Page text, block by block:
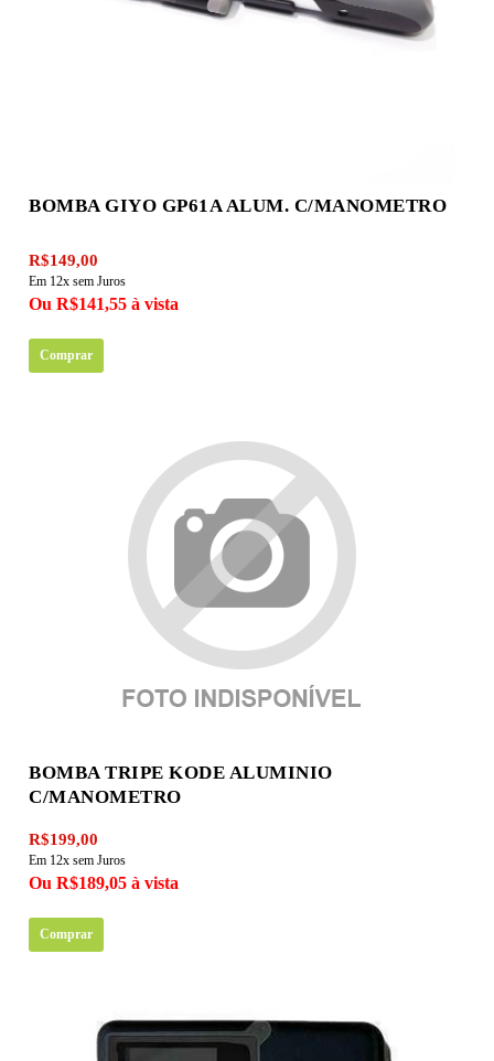
BOMBA GIYO GP61A ALUM. C/MANOMETRO
R$149,00
Em 12x sem Juros
Ou R$141,55 à vista
Comprar
BOMBA TRIPE KODE ALUMINIO
C/MANOMETRO
R$199,00
Em 12x sem Juros
Ou R$189,05 à vista
Comprar